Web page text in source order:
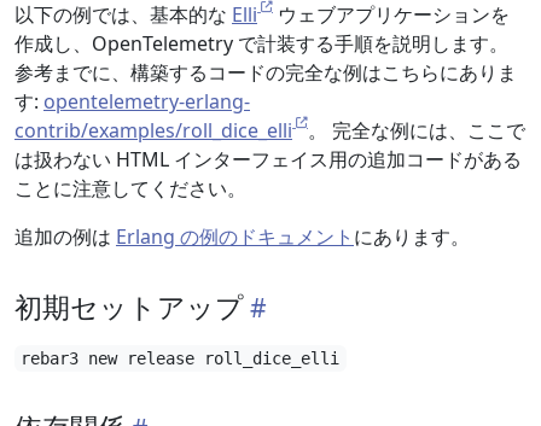
以下の例では、基本的な Elli
ウェブアプリケーションを
作成し、OpenTelemetry で計装する手順を説明します。
参考までに、構築するコードの完全な例はこちらにありま
す: opentelemetry-erlang-
contrib/examples/roll_dice_elli
。 完全な例には、ここで
は扱わない HTML インターフェイス用の追加コードがある
ことに注意してください。
追加の例は Erlang の例のドキュメント にあります。
初期セットアップ
rebar3 new release roll_dice_elli